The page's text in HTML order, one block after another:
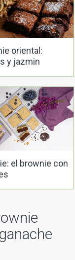
oriental:
y jazmin
el brownie con